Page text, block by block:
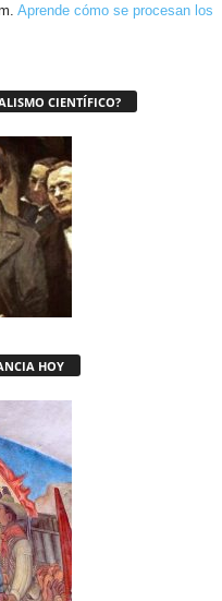
Aprende cómo se procesan los
CIENTÍFICO?
HOY